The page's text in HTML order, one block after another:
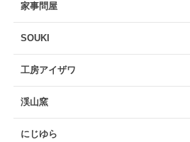
家事問屋
SOUKI
工房アイザワ
渓山窯
にじゆら